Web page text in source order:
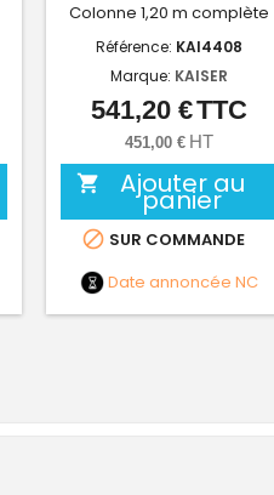
Colonne 1,20 m complète
Référence: KAI4408
Marque: KAISER
Prix
541,20 €TTC
451,00 € HT
 Ajouter au
panier
 SUR COMMANDE
Date annoncée NC